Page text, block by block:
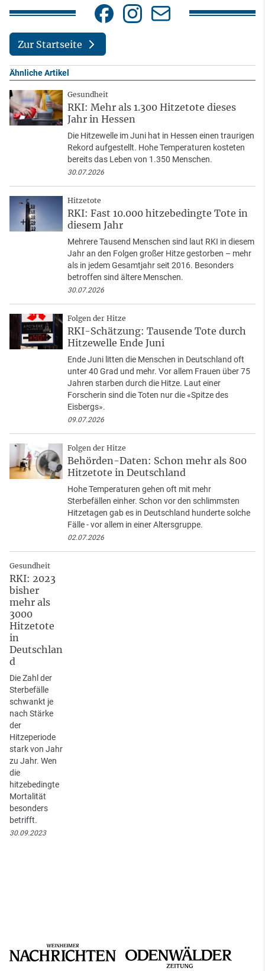
Zur Startseite
Ähnliche Artikel
Gesundheit
RKI: Mehr als 1.300 Hitzetote dieses
Jahr in Hessen
Die Hitzewelle im Juni hat in Hessen einen traurigen
Rekord aufgestellt. Hohe Temperaturen kosteten
bereits das Leben von 1.350 Menschen.
30.07.2026
Hitzetote
RKI: Fast 10.000 hitzebedingte Tote in
diesem Jahr
Mehrere Tausend Menschen sind laut RKI in diesem
Jahr an den Folgen großer Hitze gestorben – mehr
als in jedem Gesamtjahr seit 2016. Besonders
betroffen sind ältere Menschen.
30.07.2026
Folgen der Hitze
RKI-Schätzung: Tausende Tote durch
Hitzewelle Ende Juni
Ende Juni litten die Menschen in Deutschland oft
unter 40 Grad und mehr. Vor allem Frauen über 75
Jahren starben durch die Hitze. Laut einer
Forscherin sind die Toten nur die «Spitze des
Eisbergs».
09.07.2026
Folgen der Hitze
Behörden-Daten: Schon mehr als 800
Hitzetote in Deutschland
Hohe Temperaturen gehen oft mit mehr
Sterbefällen einher. Schon vor den schlimmsten
Hitzetagen gab es in Deutschland hunderte solche
Fälle - vor allem in einer Altersgruppe.
02.07.2026
Gesundheit
RKI: 2023
bisher
mehr als
3000
Hitzetote
in
Deutschlan
d
Die Zahl der
Sterbefälle
schwankt je
nach Stärke
der
Hitzeperiode
stark von Jahr
zu Jahr. Wen
die
hitzebedingte
Mortalität
besonders
betrifft.
30.09.2023